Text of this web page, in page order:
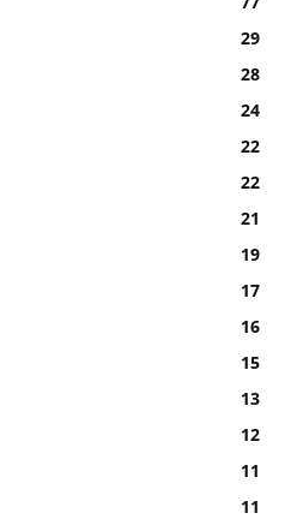
29
28
24
22
22
21
19
17
16
15
13
12
11
11